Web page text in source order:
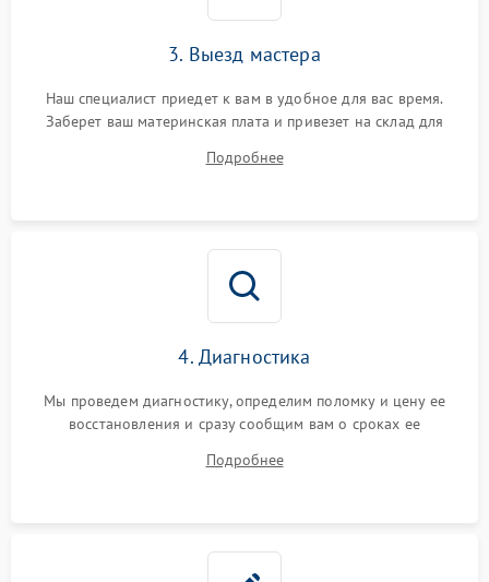
3. Выезд мастера
Наш специалист приедет к вам в удобное для вас время.
Заберет ваш материнская плата и привезет на склад для
Подробнее
4. Диагностика
Мы проведем диагностику, определим поломку и цену ее
восстановления и сразу сообщим вам о сроках ее
Подробнее